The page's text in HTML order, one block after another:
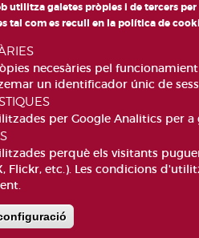
PLAÇA DE SANT
TELÈFON: 963188000
CORREU
utilitza galetes pròpies i de tercers
tal com es recull en la política de
necesàries pel
un identificador únic de
per Google Analitics per
perquè els visitants
Flickr, etc.). Les condicions